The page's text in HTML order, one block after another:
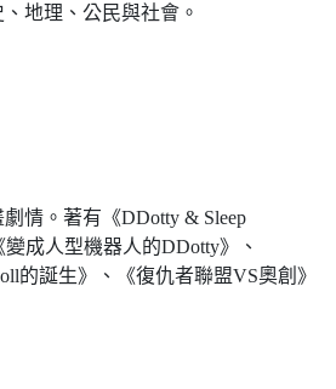
地理、公民與社會。
情。著有《DDotty & Sleep
成人型機器人的DDotty》、
的誕生》、《復仇者聯盟VS奧創》